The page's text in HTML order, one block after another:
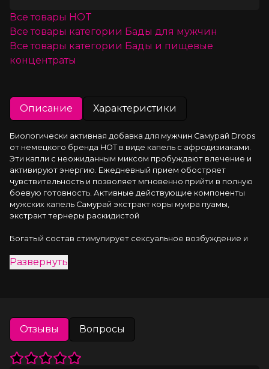
Все товары HOT
Все товары категории Бады для мужчин
Все товары категории Бады и пищевые
концентраты
Описание Характеристики
Биологически активная добавка для мужчин Самурай Drops
от немецкого бренда HOT в виде капель с афродизиаками.
Эти капли с неожиданным миксом пробуждают влечение и
активируют энергию. Ежедневный прием обостряет
чувствительность и позволяет мгновенно прийти в полную
боевую готовность. Активные действующие компоненты
мужских капель Самурай экстракт коры муира пуамы,
экстракт тернеры раскидистой
Богатый состав стимулирует сексуальное возбуждение и
восстанавливает утреннюю и ночную эрекцию.
Способ применения: принимать 2 раза в день по 30 капель (4
мл), запивая небольшим количеством жидкости. Перед
употреблением взболтать бутылку. Не превышать
рекомендуемую ежедневную дозу. Продолжительность
приема - 1 месяц.
Развернуть
Отзывы Вопросы